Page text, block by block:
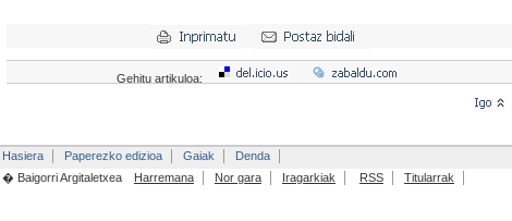
Gehitu artikuloa:
Hasiera Paperezko edizioa Gaiak
Denda
� Baigorri Argitaletxea
Harremana Nor gara Iragarkiak RSS Titularrak